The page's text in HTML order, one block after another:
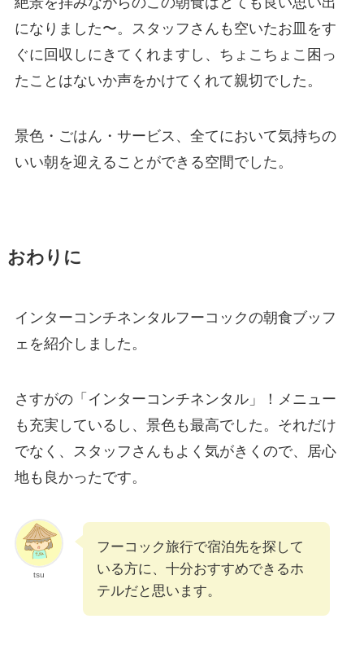
になりました〜。スタッフさんも空いたお皿をす
ぐに回収しにきてくれますし、ちょこちょこ困っ
たことはないか声をかけてくれて親切でした。
景色・ごはん・サービス、全てにおいて気持ちの
いい朝を迎えることができる空間でした。
おわりに
インターコンチネンタルフーコックの朝食ブッフ
ェを紹介しました。
さすがの「インターコンチネンタル」！メニュー
も充実しているし、景色も最高でした。それだけ
でなく、スタッフさんもよく気がきくので、居心
地も良かったです。
tsu
フーコック旅行で宿泊先を探して
いる方に、十分おすすめできるホ
テルだと思います。